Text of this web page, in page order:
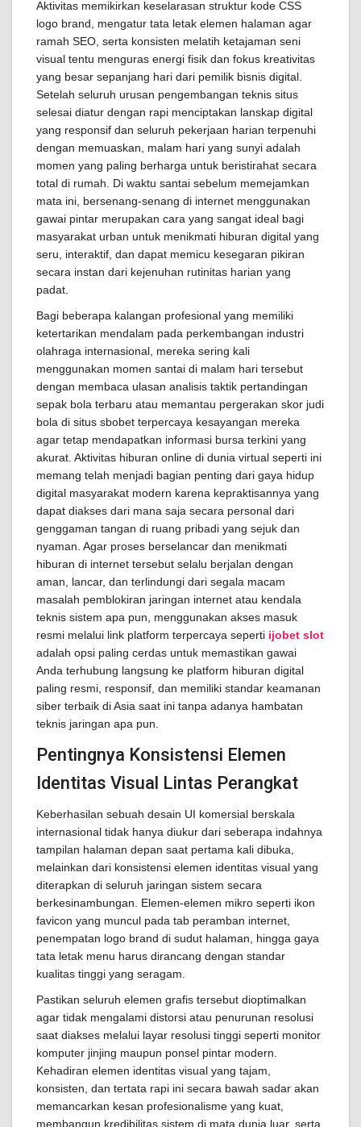
Aktivitas memikirkan keselarasan struktur kode CSS
logo brand, mengatur tata letak elemen halaman agar
ramah SEO, serta konsisten melatih ketajaman seni
visual tentu menguras energi fisik dan fokus kreativitas
yang besar sepanjang hari dari pemilik bisnis digital.
Setelah seluruh urusan pengembangan teknis situs
selesai diatur dengan rapi menciptakan lanskap digital
yang responsif dan seluruh pekerjaan harian terpenuhi
dengan memuaskan, malam hari yang sunyi adalah
momen yang paling berharga untuk beristirahat secara
total di rumah. Di waktu santai sebelum memejamkan
mata ini, bersenang-senang di internet menggunakan
gawai pintar merupakan cara yang sangat ideal bagi
masyarakat urban untuk menikmati hiburan digital yang
seru, interaktif, dan dapat memicu kesegaran pikiran
secara instan dari kejenuhan rutinitas harian yang
padat.
Bagi beberapa kalangan profesional yang memiliki
ketertarikan mendalam pada perkembangan industri
olahraga internasional, mereka sering kali
menggunakan momen santai di malam hari tersebut
dengan membaca ulasan analisis taktik pertandingan
sepak bola terbaru atau memantau pergerakan skor judi
bola di situs sbobet terpercaya kesayangan mereka
agar tetap mendapatkan informasi bursa terkini yang
akurat. Aktivitas hiburan online di dunia virtual seperti ini
memang telah menjadi bagian penting dari gaya hidup
digital masyarakat modern karena kepraktisannya yang
dapat diakses dari mana saja secara personal dari
genggaman tangan di ruang pribadi yang sejuk dan
nyaman. Agar proses berselancar dan menikmati
hiburan di internet tersebut selalu berjalan dengan
aman, lancar, dan terlindungi dari segala macam
masalah pemblokiran jaringan internet atau kendala
teknis sistem apa pun, menggunakan akses masuk
resmi melalui link platform terpercaya seperti ijobet slot
adalah opsi paling cerdas untuk memastikan gawai
Anda terhubung langsung ke platform hiburan digital
paling resmi, responsif, dan memiliki standar keamanan
siber terbaik di Asia saat ini tanpa adanya hambatan
teknis jaringan apa pun.
Pentingnya Konsistensi Elemen
Identitas Visual Lintas Perangkat
Keberhasilan sebuah desain UI komersial berskala
internasional tidak hanya diukur dari seberapa indahnya
tampilan halaman depan saat pertama kali dibuka,
melainkan dari konsistensi elemen identitas visual yang
diterapkan di seluruh jaringan sistem secara
berkesinambungan. Elemen-elemen mikro seperti ikon
favicon yang muncul pada tab peramban internet,
penempatan logo brand di sudut halaman, hingga gaya
tata letak menu harus dirancang dengan standar
kualitas tinggi yang seragam.
Pastikan seluruh elemen grafis tersebut dioptimalkan
agar tidak mengalami distorsi atau penurunan resolusi
saat diakses melalui layar resolusi tinggi seperti monitor
komputer jinjing maupun ponsel pintar modern.
Kehadiran elemen identitas visual yang tajam,
konsisten, dan tertata rapi ini secara bawah sadar akan
memancarkan kesan profesionalisme yang kuat,
membangun kredibilitas sistem di mata dunia luar, serta